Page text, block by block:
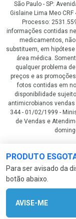
PRODUTO
Para ser avisado da
botão abaixo.
AVISE-ME
São Paulo - SP:
Gislaine Lima Meo
Processo:
informações contidas
medicamentos,
substituem, em
área médica.
qualquer problema
preços e as
fotos contidas em
disponibilidade
antimicrobianos
344 - 01/02/1999 -
de Vendas e
LGPD Aceite